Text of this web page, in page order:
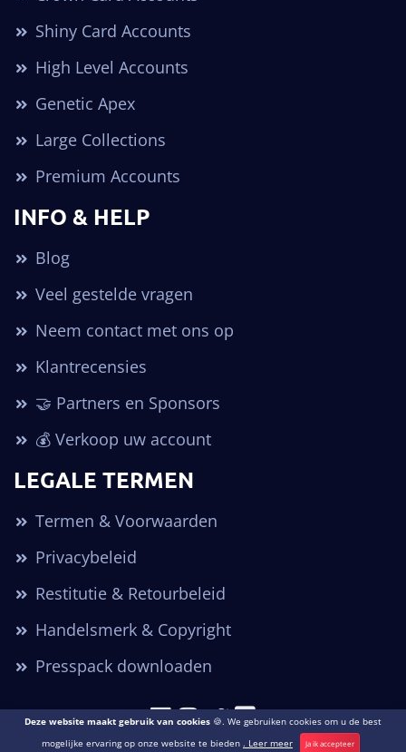
Shiny Card Accounts
High Level Accounts
Genetic Apex
Large Collections
Premium Accounts
INFO & HELP
Blog
Veel gestelde vragen
Neem contact met ons op
Klantrecensies
🤝 Partners en Sponsors
💰 Verkoop uw account
LEGALE TERMEN
Termen & Voorwaarden
Privacybeleid
Restitutie & Retourbeleid
Handelsmerk & Copyright
Presspack downloaden
Copyright © 2026. Alle rechten voorbehouden POGO Accounts ®
Deze website maakt gebruik van cookies 🍪. We gebruiken cookies om u de best
mogelijke ervaring op onze website te bieden . Leer meer Ja ik accepteer